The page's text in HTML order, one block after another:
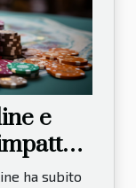
e
ha subito